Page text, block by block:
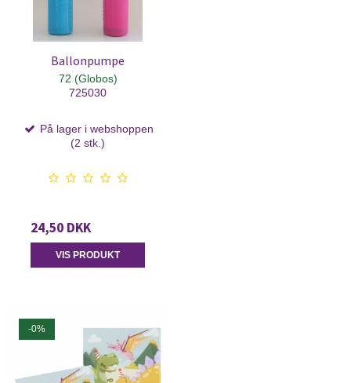
Ballonpumpe
72 (Globos)
725030
På lager i webshoppen
(2 stk.)
24,50 DKK
VIS PRODUKT
-0%